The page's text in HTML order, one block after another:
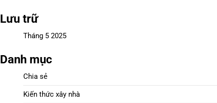
Lưu trữ
Tháng 5 2025
Danh mục
Chia sẻ
Kiến thức xây nhà